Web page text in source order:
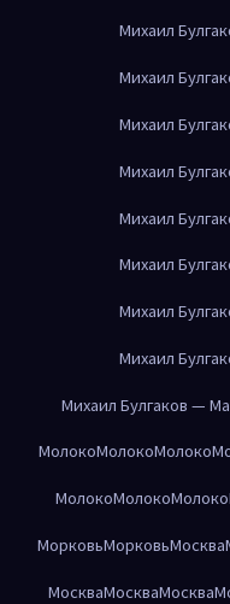
Михаил
Михаил
Михаил
Михаил
Михаил
Михаил
Михаил
Михаил
Михаил Булгаков —
МолокоМолокоМолоко
МолокоМолокоМолоко
МорковьМорковьМосква
МоскваМоскваМосква